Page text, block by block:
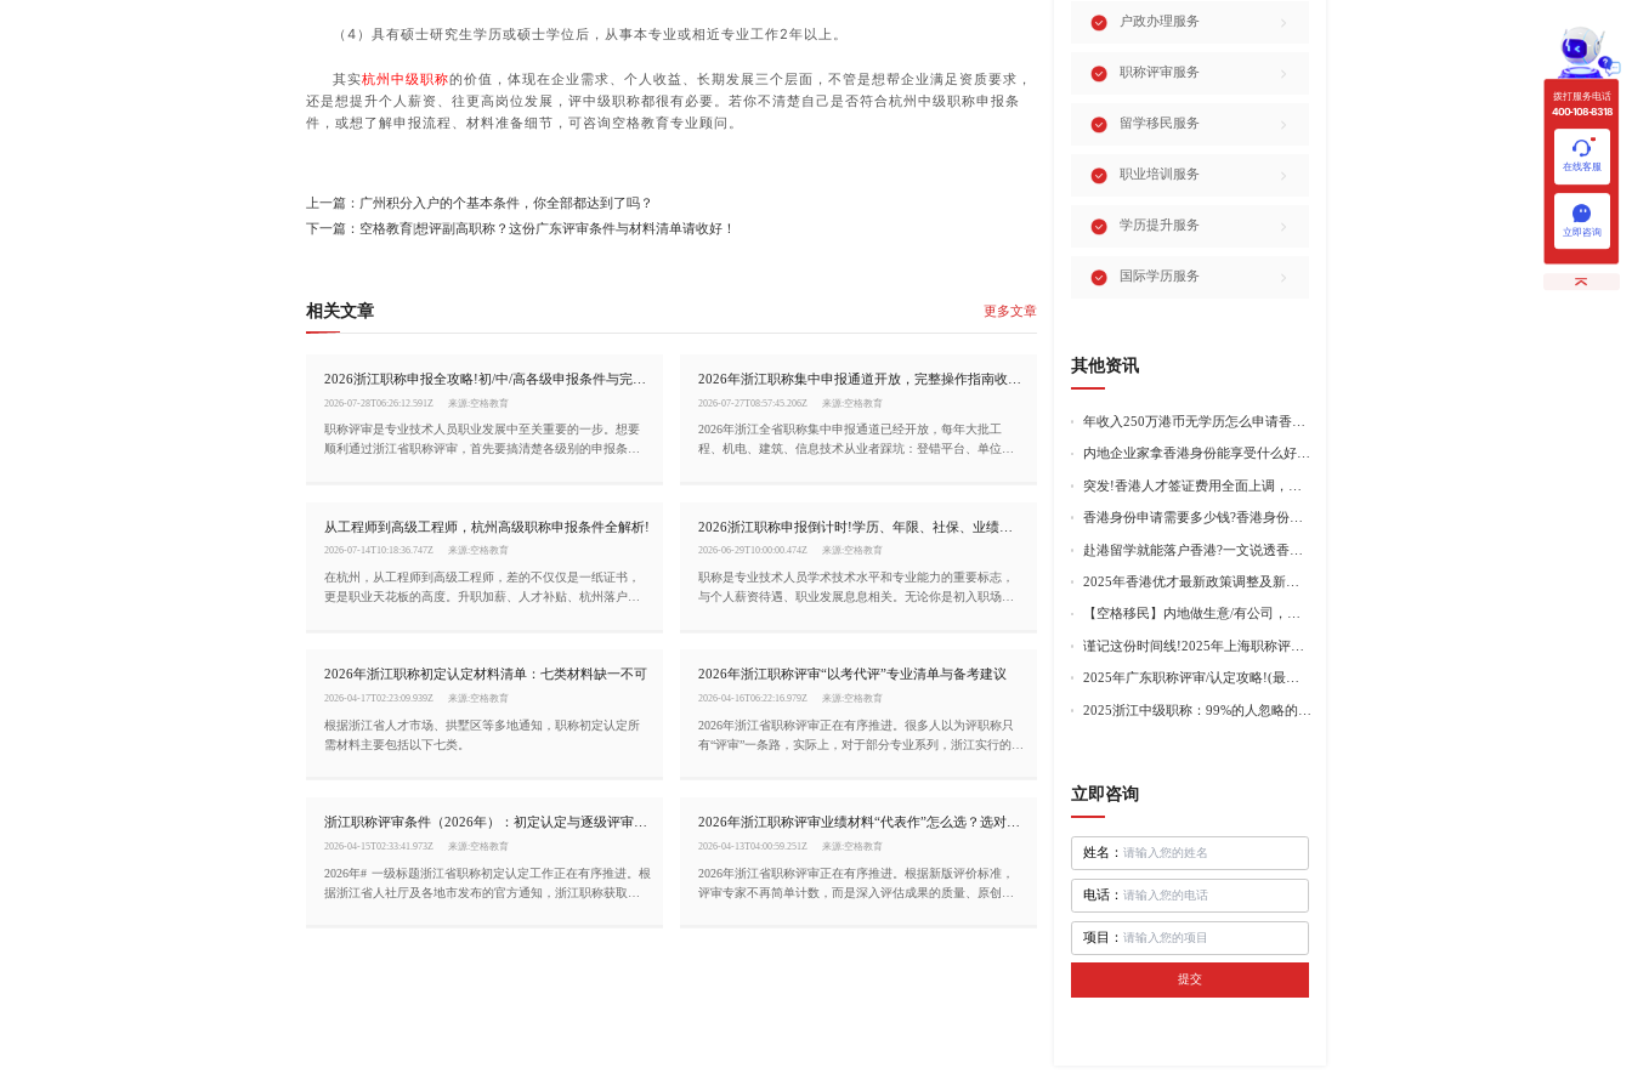
拨打服务电话
400-108-8318
在线客服
立即咨询
（4）具有硕士研究生学历或硕士学位后，从事本专业或相近专业工作2年以上。
其实杭州中级职称的价值，体现在企业需求、个人收益、长期发展三个层面，不管是想帮企业满足资质要求，
还是想提升个人薪资、往更高岗位发展，评中级职称都很有必要。若你不清楚自己是否符合杭州中级职称申报条
件，或想了解申报流程、材料准备细节，可咨询空格教育专业顾问。
上一篇：广州积分入户的个基本条件，你全部都达到了吗？
下一篇：空格教育|想评副高职称？这份广东评审条件与材料清单请收好！
相关文章 更多文章
2026浙江职称申报全攻略!初/中/高各级申报条件与完整流程详解
2026-07-28T06:26:12.591Z 来源:空格教育
职称评审是专业技术人员职业发展中至关重要的一步。想要
顺利通过浙江省职称评审，首先要搞清楚各级别的申报条
2026-07-27T08:57:45.206Z 来源:空格教育
2026年浙江全省职称集中申报通道已经开放，每年大批工
程、机电、建筑、信息技术从业者踩坑：登错平台、单位无
次性讲清楚。
从工程师到高级工程师，杭州高级职称申报条件全解析!
2026-07-14T10:18:36.747Z 来源:空格教育
在杭州，从工程师到高级工程师，差的不仅仅是一纸证书，
更是职业天花板的高度。升职加薪、人才补贴、杭州落户加
2026浙江职称申报倒计时!学历、年限、社保、业绩材料自查清单
2026-06-29T10:00:00.474Z 来源:空格教育
职称是专业技术人员学术技术水平和专业能力的重要标志，
与个人薪资待遇、职业发展息息相关。无论你是初入职场的
2026年浙江职称初定认定材料清单：七类材料缺一不可
2026-04-17T02:23:09.939Z 来源:空格教育
根据浙江省人才市场、拱墅区等多地通知，职称初定认定所
需材料主要包括以下七类。
2026年浙江职称评审“以考代评”专业清单与备考建议
2026-04-16T06:22:16.979Z 来源:空格教育
2026年浙江省职称评审正在有序推进。很多人以为评职称只
有“评审”一条路，实际上，对于部分专业系列，浙江实行的
浙江职称评审条件（2026年）：初定认定与逐级评审并行
2026-04-15T02:33:41.973Z 来源:空格教育
2026年# 一级标题浙江省职称初定认定工作正在有序推进。根
据浙江省人社厅及各地市发布的官方通知，浙江职称获取分
2026年浙江职称评审业绩材料“代表作”怎么选？选对了等于成功一半
2026-04-13T04:00:59.251Z 来源:空格教育
2026年浙江省职称评审正在有序推进。根据新版评价标准，
评审专家不再简单计数，而是深入评估成果的质量、原创价
户政办理服务
职称评审服务
留学移民服务
职业培训服务
学历提升服务
国际学历服务
其他资讯
内地企业家拿香港身份能享受什么好处?哪种申请途径更适合企业家?
【空格移民】内地做生意/有公司，学历不高怎么办理香港身份?
立即咨询
姓名：
电话：
项目：
提交